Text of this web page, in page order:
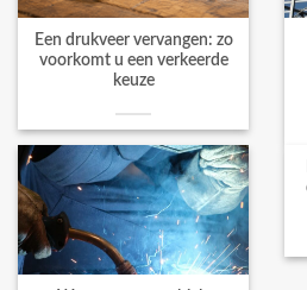
Een drukveer vervangen: zo
voorkomt u een verkeerde
keuze